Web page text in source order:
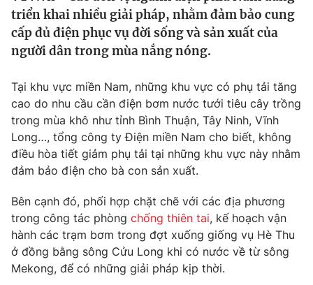
Thế giới
Tin tức
Câu chuyện quốc tế
Kinh tế
Tài chính
Thị trường
Góc doanh nghiệp
Dữ liệu và đời sống
Truyền hình
Phim VTV
Hậu trường
Nhân vật
Khán giả
Điện ảnh
Âm nhạc
Sao
Đời sống
Du lịch
Giáo dục
triển khai nhiều giải pháp, nhằm đảm bảo cung
cấp đủ điện phục vụ đời sống và sản xuất của
người dân trong mùa nắng nóng.
Tại khu vực miền Nam, những khu vực có phụ tải tăng
cao do nhu cầu cần điện bơm nước tưới tiêu cây trồng
trong mùa khô như tỉnh Bình Thuận, Tây Ninh, Vĩnh
Long…, tổng công ty Điện miền Nam cho biết, không
điều hòa tiết giảm phụ tải tại những khu vực này nhằm
đảm bảo điện cho bà con sản xuất.
Bên cạnh đó, phối hợp chặt chẽ với các địa phương
trong công tác phòng chống thiên tai, kế hoạch vận
hành các trạm bơm trong đợt xuống giống vụ Hè Thu
ở đồng bằng sông Cửu Long khi có nước về từ sông
Mekong, để có những giải pháp kịp thời.